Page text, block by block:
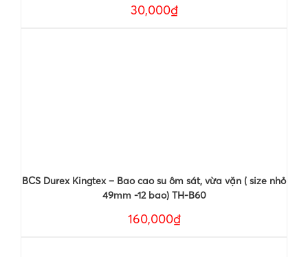
30,000₫
BCS Durex Kingtex – Bao cao su ôm sát, vừa vặn ( size nhỏ
49mm -12 bao) TH-B60
160,000₫